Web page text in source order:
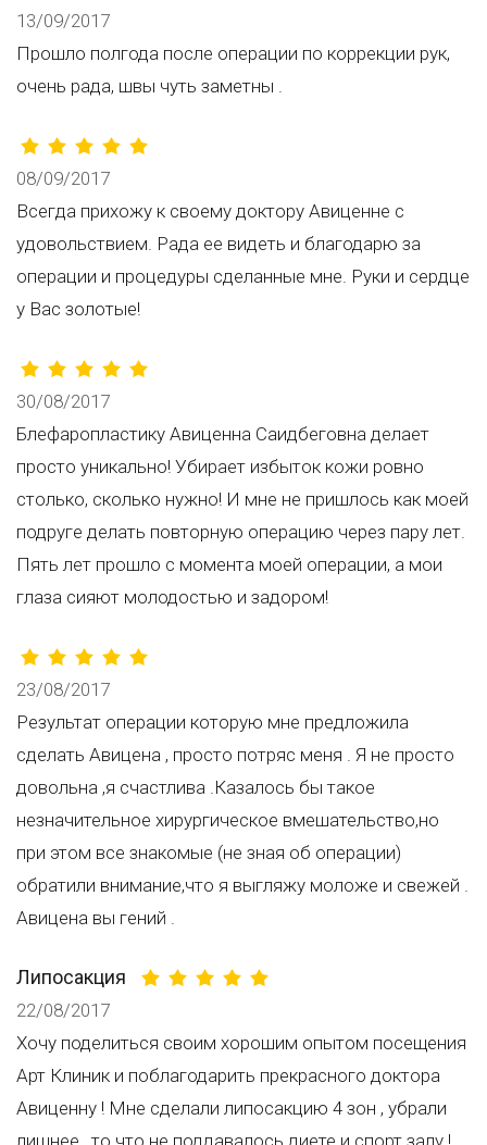
13/09/2017
Прошло полгода после операции по коррекции рук,
очень рада, швы чуть заметны .
08/09/2017
Всегда прихожу к своему доктору Авиценне с
удовольствием. Рада ее видеть и благодарю за
операции и процедуры сделанные мне. Руки и сердце
у Вас золотые!
30/08/2017
Блефаропластику Авиценна Саидбеговна делает
просто уникально! Убирает избыток кожи ровно
столько, сколько нужно! И мне не пришлось как моей
подруге делать повторную операцию через пару лет.
Пять лет прошло с момента моей операции, а мои
глаза сияют молодостью и задором!
23/08/2017
Результат операции которую мне предложила
сделать Авицена , просто потряс меня . Я не просто
довольна ,я счастлива .Казалось бы такое
незначительное хирургическое вмешательство,но
при этом все знакомые (не зная об операции)
обратили внимание,что я выгляжу моложе и свежей .
Авицена вы гений .
Липосакция
22/08/2017
Хочу поделиться своим хорошим опытом посещения
Арт Клиник и поблагодарить прекрасного доктора
Авиценну ! Мне сделали липосакцию 4 зон , убрали
лишнее , то что не поддавалось диете и спорт залу !